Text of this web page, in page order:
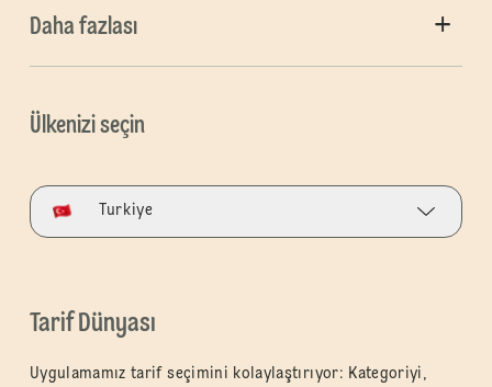
Daha fazlası
Ülkenizi seçin
Turkiye
Tarif Dünyası
Uygulamamız tarif seçimini kolaylaştırıyor: Kategoriyi,